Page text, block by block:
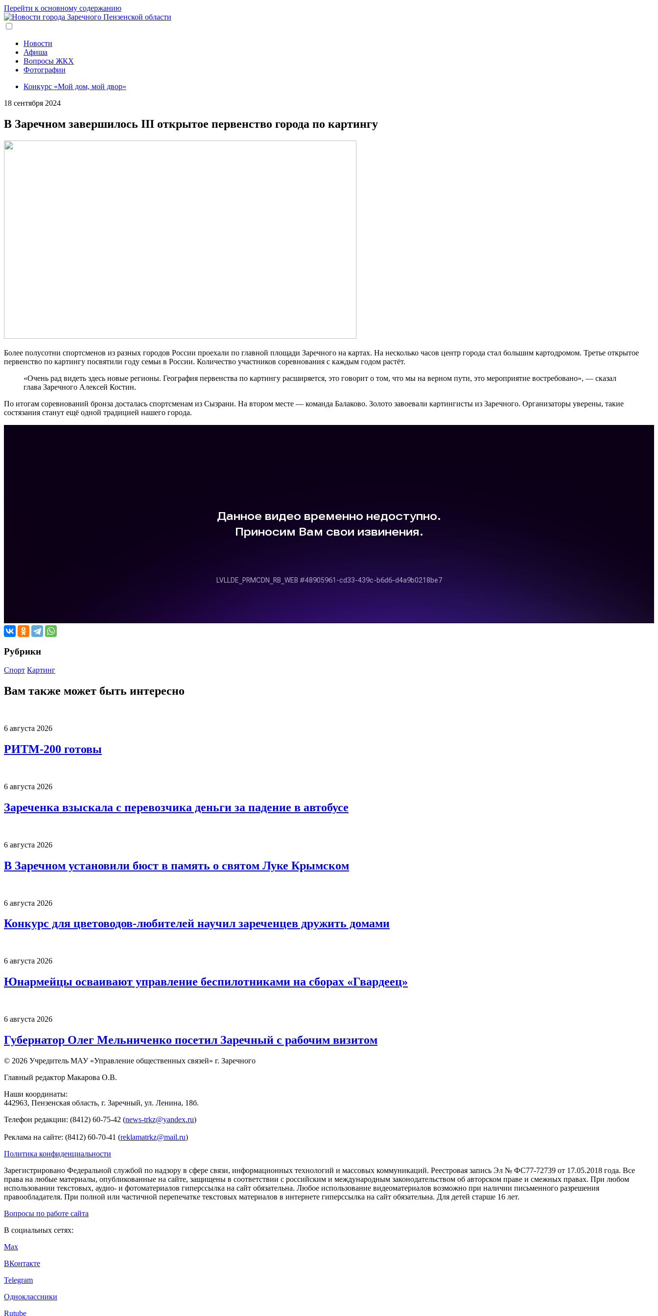
Перейти к основному содержанию
Новости
Афиша
Вопросы ЖКХ
Фотографии
Конкурс «Мой дом, мой двор»
18 сентября 2024
В Заречном завершилось III открытое первенство города по картингу
Более полусотни спортсменов из разных городов России проехали по главной площади Заречного на картах. На несколько часов центр города стал большим картодромом. Третье открытое
первенство по картингу посвятили году семьи в России. Количество участников соревнования с каждым годом растёт.
«Очень рад видеть здесь новые регионы. География первенства по картингу расширяется, это говорит о том, что мы на верном пути, это мероприятие востребовано», — сказал
глава Заречного Алексей Костин.
По итогам соревнований бронза досталась спортсменам из Сызрани. На втором месте — команда Балаково. Золото завоевали картингисты из Заречного. Организаторы уверены, такие
состязания станут ещё одной традицией нашего города.
Рубрики
Спорт Картинг
Вам также может быть интересно
6 августа 2026
РИТМ-200 готовы
6 августа 2026
Зареченка взыскала с перевозчика деньги за падение в автобусе
6 августа 2026
В Заречном установили бюст в память о святом Луке Крымском
6 августа 2026
Конкурс для цветоводов-любителей научил зареченцев дружить домами
6 августа 2026
Юнармейцы осваивают управление беспилотниками на сборах «Гвардеец»
6 августа 2026
Губернатор Олег Мельниченко посетил Заречный с рабочим визитом
© 2026 Учредитель МАУ «Управление общественных связей» г. Заречного
Главный редактор Макарова О.В.
Наши координаты:
442963, Пензенская область, г. Заречный, ул. Ленина, 18б.
Телефон редакции: (8412) 60-75-42 (news-trkz@yandex.ru)
Реклама на сайте: (8412) 60-70-41 (reklamatrkz@mail.ru)
Политика конфиденциальности
Зарегистрировано Федеральной службой по надзору в сфере связи, информационных технологий и массовых коммуникаций. Реестровая запись Эл № ФС77-72739 от 17.05.2018 года. Все
права на любые материалы, опубликованные на сайте, защищены в соответствии с российским и международным законодательством об авторском праве и смежных правах. При любом
использовании текстовых, аудио- и фотоматериалов гиперссылка на сайт обязательна. Любое использование видеоматериалов возможно при наличии письменного разрешения
правообладателя. При полной или частичной перепечатке текстовых материалов в интернете гиперссылка на сайт обязательна. Для детей старше 16 лет.
Вопросы по работе сайта
В социальных сетях:
Max
ВКонтакте
Telegram
Одноклассники
Rutube